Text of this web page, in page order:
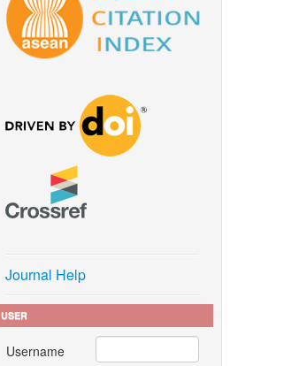
Journal Help
USER
Username